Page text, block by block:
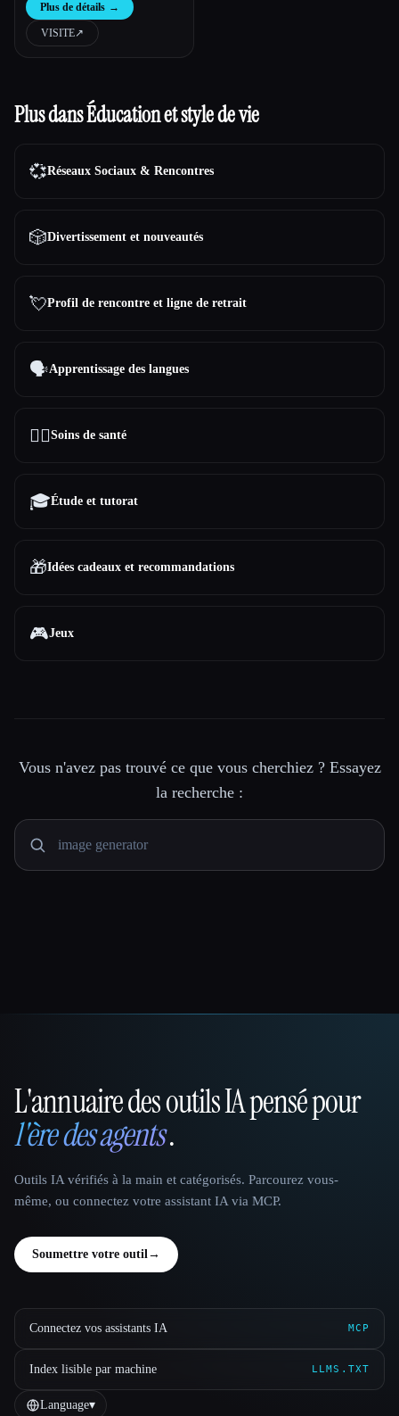
Plus de détails →
VISITE↗︎
Plus dans Éducation et style de vie
💞Réseaux Sociaux & Rencontres
🎲Divertissement et nouveautés
💘Profil de rencontre et ligne de retrait
🗣️Apprentissage des langues
👩‍⚕️Soins de santé
🎓Étude et tutorat
🎁Idées cadeaux et recommandations
🎮Jeux
Vous n'avez pas trouvé ce que vous cherchiez ? Essayez
la recherche :
That AI Collection
L'annuaire des outils IA pensé pour
l'ère des agents.
Outils IA vérifiés à la main et catégorisés. Parcourez vous-
même, ou connectez votre assistant IA via MCP.
Soumettre votre outil→
Connectez vos assistants IA MCP
Index lisible par machine LLMS.TXT
Language▾